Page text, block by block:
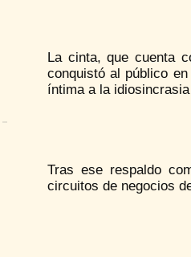
La cinta, que cuenta
conquistó al público
íntima a la
Tras ese respaldo
circuitos de negocios